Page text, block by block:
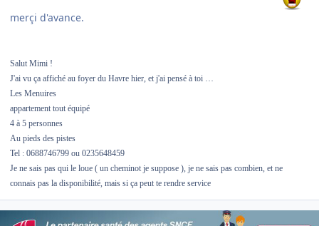
merçi d'avance.
Salut Mimi !
J'ai vu ça affiché au foyer du Havre hier, et j'ai pensé à toi …
Les Menuires
appartement tout équipé
4 à 5 personnes
Au pieds des pistes
Tel : 0688746799 ou 0235648459
Je ne sais pas qui le loue ( un cheminot je suppose ), je ne sais pas combien, et ne
connais pas la disponibilité, mais si ça peut te rendre service